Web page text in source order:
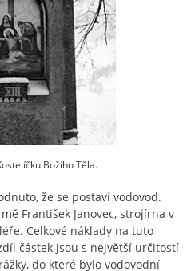
Božího Těla.
že se postaví vodovod.
František Janovec, strojírna v
Celkové náklady na tuto
částek jsou s největší určitostí
do které bylo vodovodní